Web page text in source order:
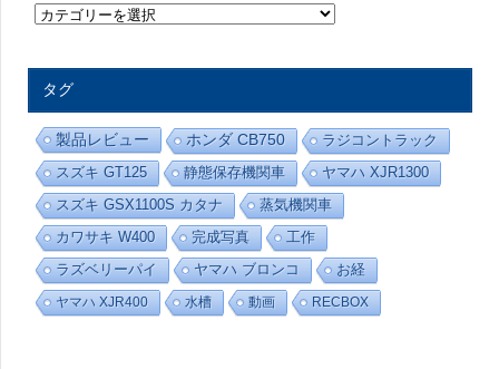
趣
味
屋
カ
テ
ゴ
リ
ー
タグ
製品レビュー ホンダ CB750
ラジコントラック
スズキ GT125
静態保存機関車
ヤマハ XJR1300
スズキ GSX1100S カタナ
蒸気機関車
カワサキ W400
完成写真
工作
ラズベリーパイ
ヤマハ ブロンコ お経
ヤマハ XJR400 水槽 動画 RECBOX